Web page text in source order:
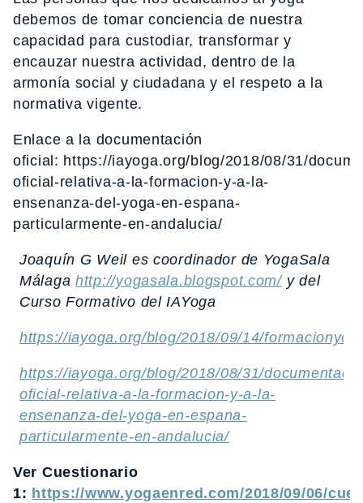
debemos de tomar conciencia de nuestra
capacidad para custodiar, transformar y
encauzar nuestra actividad, dentro de la
armonía social y ciudadana y el respeto a la
normativa vigente.
Enlace a la documentación
oficial: https://iayoga.org/blog/2018/08/31/
oficial-relativa-a-la-formacion-y-a-la-
ensenanza-del-yoga-en-espana-
particularmente-en-andalucia/
Joaquín G Weil es coordinador de YogaSala
Málagahttp://yogasala.blogspot.com/y del
Curso Formativo del IAYoga
https://iayoga.org/blog/2018/09/14/
https://iayoga.org/blog/2018/08/31/
oficial-relativa-a-la-formacion-y-a-la-
ensenanza-del-yoga-en-espana-
particularmente-en-andalucia/
Ver Cuestionario
1: https://www.yogaenred.com/2018/09/06/